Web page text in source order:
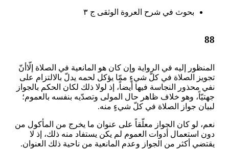
بحوث في شرح العروة الوثقى ج ۳
88
المنظور إليه في الرواية وإن كان هو المانعية في الصلاة إلّاأنّ
تجويز الصلاة في كلّ شي‏ءٍ ممّا يؤكل لحمه يدلّ بالالتزام على
نفي محذور النجاسة فيها أيضاً، إذ لولا ذلك لكان الحكم بالجواز
جهتيّاً، وهو خلاف ظاهر حال المولى وتصدّيه بنفسه بالعموم؛
لبيان جواز الصلاة في كلّ شي‏ءٍ منه.
نعم، لو كان الجواز معلّقاً على عنوان ما يخرج من المأكول من
دون استعمال أدوات العموم لم يكن يستفاد منه ذلك، إذ لا
يقتضي أكثر من الجواز وعدم المانعية من ناحية ذلك العنوان.